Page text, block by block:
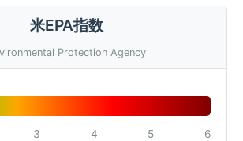
米EPA指数
Protection Agency
3 4 5 6